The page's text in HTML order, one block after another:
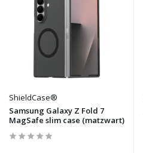
ShieldCase®
Samsung Galaxy Z Fold 7
MagSafe slim case (matzwart)